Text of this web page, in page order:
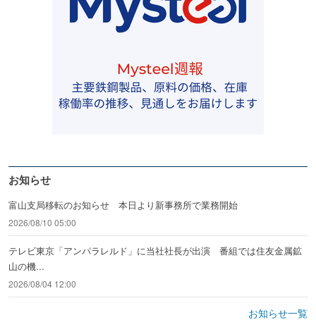
お知らせ
富山支局移転のお知らせ 本日より新事務所で業務開始
2026/08/10 05:00
テレビ東京「アンパラレルド」に当社社長が出演 番組では住友金属鉱
山の機...
2026/08/04 12:00
お知らせ一覧